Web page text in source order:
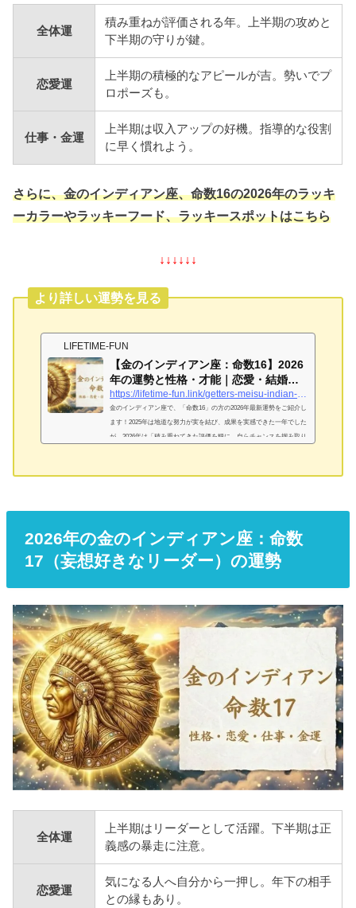
全体運
積み重ねが評価される年。上半期の攻めと
下半期の守りが鍵。
恋愛運
上半期の積極的なアピールが吉。勢いでプ
ロポーズも。
仕事・金運
上半期は収入アップの好機。指導的な役割
に早く慣れよう。
さらに、金のインディアン座、命数16の2026年のラッキ
ーカラーやラッキーフード、ラッキースポットはこちら
↓↓↓↓↓↓
より詳しい運勢を見る
LIFETIME-FUN
【金のインディアン座：命数16】2026
年の運勢と性格・才能｜恋愛・結婚・
金運を完...
https://lifetime-fun.link/getters-meisu-indian-gold-16
金のインディアン座で、「命数16」の方の2026年最新運勢をご紹介し
ます！2025年は地道な努力が実を結び、成果を実感できた一年でした
が、2026年は「積み重ねてきた評価を糧に、自らチャンスを掴み取り
2026年の金のインディアン座：命数
17（妄想好きなリーダー）の運勢
全体運
上半期はリーダーとして活躍。下半期は正
義感の暴走に注意。
恋愛運
気になる人へ自分から一押し。年下の相手
との縁もあり。